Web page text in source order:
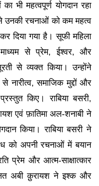
भी महत्वपूर्ण योगदान रहा
उनकी रचनाओं को कम महत्व
दिया गया है। सूफी महिला
से प्रेम, ईश्वर, और
से व्यक्त किया। उन्होंने
नारीत्व, समाजिक मुद्दों और
किए। राबिया बसरी,
एवं फ़ातिमा अल-शनाबी ने
किया। राबिया बसरी ने
को अपनी रचनाओं में बयान
प्रेम और आत्म-साक्षात्कार
अबी क़ुरायश ने इश्क और